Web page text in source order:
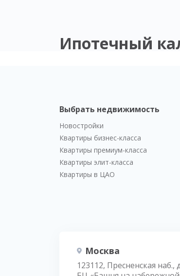
Ипотечный
Выбрать недвижимость
Новостройки
Квартиры бизнес-класса
Квартиры премиум-класса
Квартиры элит-класса
Квартиры в ЦАО
Москва
123112, Пресненская наб.,